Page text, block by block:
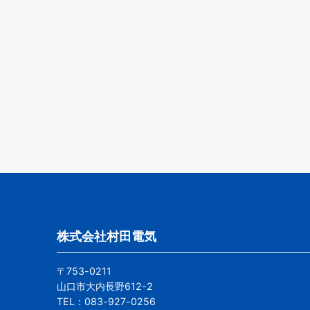
株式会社村田電気
〒753-0211
山口市大内長野612-2
TEL：083-927-0256